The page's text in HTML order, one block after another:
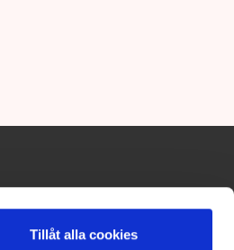
Tillåt alla cookies